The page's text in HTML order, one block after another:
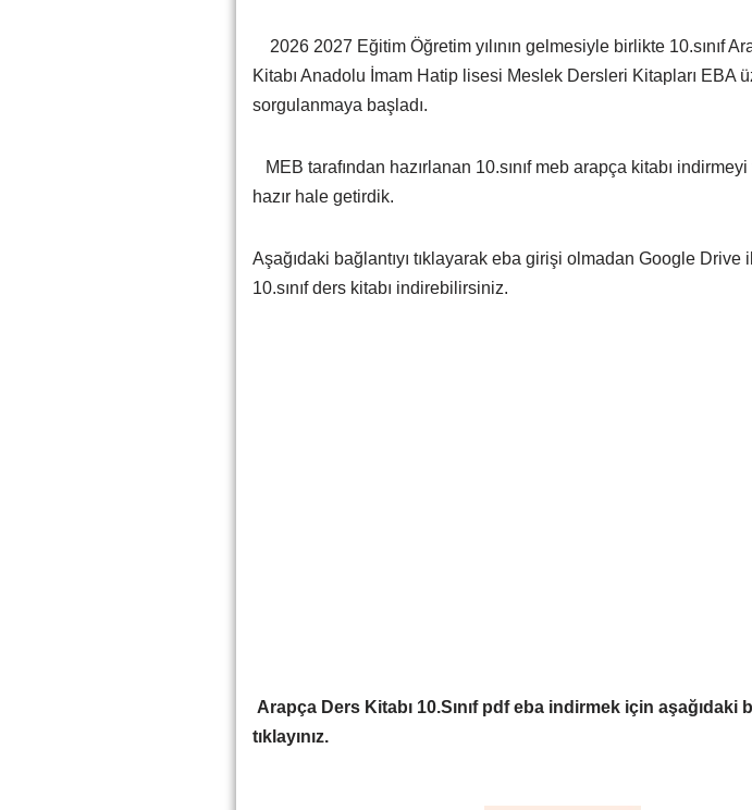
2026 2027 Eğitim Öğretim yılının gelmesiyle birlikte 10.sınıf
Kitabı Anadolu İmam Hatip lisesi Meslek Dersleri Kitapları EBA
sorgulanmaya başladı.
MEB tarafından hazırlanan 10.sınıf meb arapça kitabı indirmeyi
hazır hale getirdik.
Aşağıdaki bağlantıyı tıklayarak eba girişi olmadan Google Drive
10.sınıf ders kitabı indirebilirsiniz.
Arapça Ders Kitabı 10.Sınıf pdf eba indirmek için aşağıdaki
tıklayınız.